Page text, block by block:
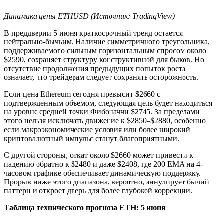
Динамика цены ETHUSD (Источник: TradingView)
В преддверии 5 июня краткосрочный тренд остается
нейтрально-бычьим. Наличие симметричного треугольника,
поддерживаемого сильным горизонтальным спросом около
$2590, сохраняет структуру конструктивной для быков. Но
отсутствие продолжения предыдущих попыток роста
означает, что трейдерам следует сохранять осторожность.
Если цена Ethereum сегодня превысит $2660 с
подтвержденным объемом, следующая цель будет находиться
на уровне средней точки Фибоначчи $2745. За пределами
этого нельзя исключать движение к $2850–$2880, особенно
если макроэкономические условия или более широкий
криптовалютный импульс станут благоприятными.
С другой стороны, откат около $2660 может привести к
падению обратно к $2480 и даже $2408, где 200 EMA на 4-
часовом графике обеспечивает динамическую поддержку.
Прорыв ниже этого диапазона, вероятно, аннулирует бычий
паттерн и откроет дверь для более глубокой коррекции.
Таблица технического прогноза ETH: 5 июня